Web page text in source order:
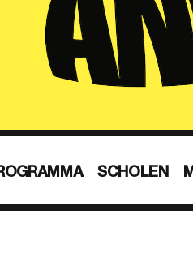
SCHOLEN